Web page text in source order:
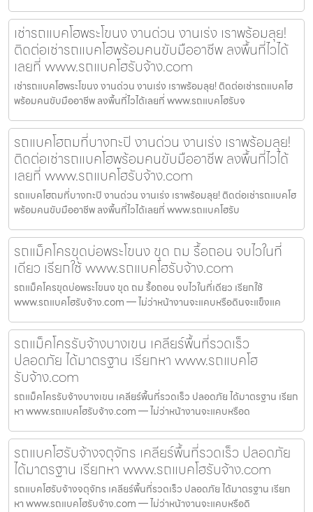
เช่ารถแบคโฮพระโขนง งานด่วน งานเร่ง เราพร้อมลุย!
ติดต่อเช่ารถแบคโฮพร้อมคนขับมืออาชีพ ลงพื้นที่ไวได้
เลยที่ www.รถแบคโฮรับจ้าง.com
เช่ารถแบคโฮพระโขนง งานด่วน งานเร่ง เราพร้อมลุย! ติดต่อเช่ารถแบคโฮ
พร้อมคนขับมืออาชีพ ลงพื้นที่ไวได้เลยที่ www.รถแบคโฮรับจ
รถแบคโฮถมที่บางกะปิ งานด่วน งานเร่ง เราพร้อมลุย!
ติดต่อเช่ารถแบคโฮพร้อมคนขับมืออาชีพ ลงพื้นที่ไวได้
เลยที่ www.รถแบคโฮรับจ้าง.com
รถแบคโฮถมที่บางกะปิ งานด่วน งานเร่ง เราพร้อมลุย! ติดต่อเช่ารถแบคโฮ
พร้อมคนขับมืออาชีพ ลงพื้นที่ไวได้เลยที่ www.รถแบคโฮรับ
รถแม็คโครขุดบ่อพระโขนง ขุด ถม รื้อถอน จบไวในที่
เดียว เรียกใช้ www.รถแบคโฮรับจ้าง.com
รถแม็คโครขุดบ่อพระโขนง ขุด ถม รื้อถอน จบไวในที่เดียว เรียกใช้
www.รถแบคโฮรับจ้าง.com — ไม่ว่าหน้างานจะแคบหรือดินจะแข็งแค
รถแม็คโครรับจ้างบางเขน เคลียร์พื้นที่รวดเร็ว
ปลอดภัย ได้มาตรฐาน เรียกหา www.รถแบคโฮ
รับจ้าง.com
รถแม็คโครรับจ้างบางเขน เคลียร์พื้นที่รวดเร็ว ปลอดภัย ได้มาตรฐาน เรียก
หา www.รถแบคโฮรับจ้าง.com — ไม่ว่าหน้างานจะแคบหรือด
รถแบคโฮรับจ้างจตุจักร เคลียร์พื้นที่รวดเร็ว ปลอดภัย
ได้มาตรฐาน เรียกหา www.รถแบคโฮรับจ้าง.com
รถแบคโฮรับจ้างจตุจักร เคลียร์พื้นที่รวดเร็ว ปลอดภัย ได้มาตรฐาน เรียก
หา www.รถแบคโฮรับจ้าง.com — ไม่ว่าหน้างานจะแคบหรือดิ